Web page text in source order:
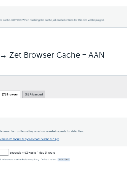
Zet Browser Cache = AAN